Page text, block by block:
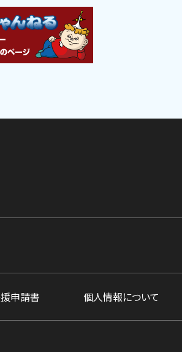
申請書 個人情報について